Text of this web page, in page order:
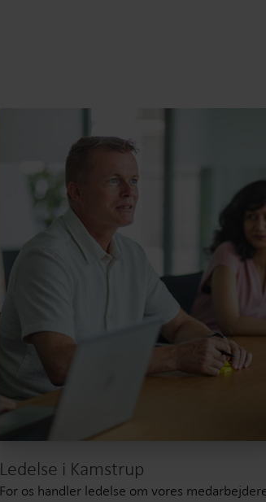
Ledelse i Kamstrup
For os handler ledelse om vores